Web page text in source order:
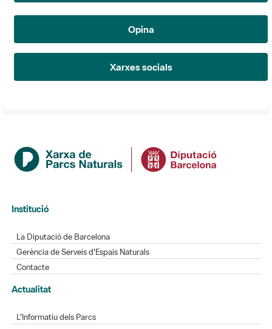
Opina
Xarxes socials
Institució
La Diputació de Barcelona
Gerència de Serveis d'Espais Naturals
Contacte
Actualitat
L'Informatiu dels Parcs